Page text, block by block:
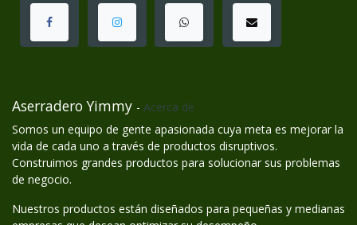
Aserradero Yimmy - Acerca de
Somos un equipo de gente apasionada cuya meta es mejorar la
vida de cada uno a través de productos disruptivos.
Construimos grandes productos para solucionar sus problemas
de negocio.
Nuestros productos están diseñados para pequeñas y medianas